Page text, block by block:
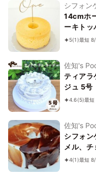
シフォン
14cmホ
ーキトッ
5(1)最短
佐知's
ティアラ
ジュ 5号
4.6(5)最短
佐知's
シフォン
メル、
4(1)最短